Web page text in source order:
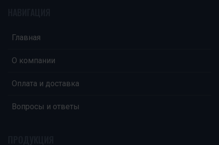
Главная
О компании
Оплата и доставка
Вопросы и ответы